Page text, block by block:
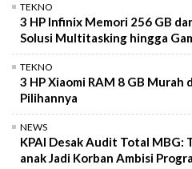
TEKNO
3 HP Infinix Memori 256 GB
Solusi Multitasking hingga
TEKNO
3 HP Xiaomi RAM 8 GB Murah
Pilihannya
NEWS
KPAI Desak Audit Total MBG:
anak Jadi Korban Ambisi